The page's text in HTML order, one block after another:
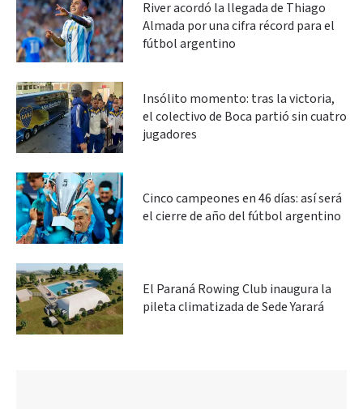
River acordó la llegada de Thiago
Almada por una cifra récord para el
fútbol argentino
Insólito momento: tras la victoria,
el colectivo de Boca partió sin cuatro
jugadores
Cinco campeones en 46 días: así será
el cierre de año del fútbol argentino
El Paraná Rowing Club inaugura la
pileta climatizada de Sede Yarará